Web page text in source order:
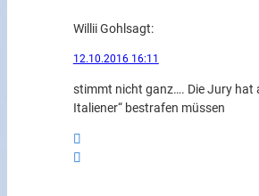
Willii Gohl sagt:
12.10.2016 16:11
stimmt nicht ganz…. Die Jury hat
Italiener“ bestrafen müssen